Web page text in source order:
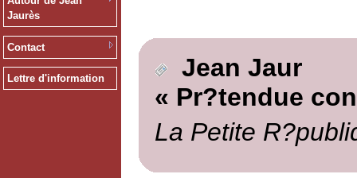
Jaurès
Contact
Lettre d'information
Jean Jaur
« Pr?tendue
La Petite